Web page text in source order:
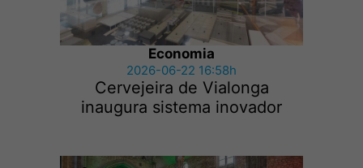
Economia
2026-06-22 16:58h
Cervejeira de Vialonga
inaugura sistema inovador